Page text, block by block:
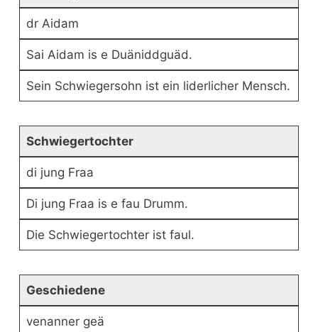
dr Aidam
Sai Aidam is e Duäniddguäd.
Sein Schwiegersohn ist ein liderlicher Mensch.
Schwiegertochter
di jung Fraa
Di jung Fraa is e fau Drumm.
Die Schwiegertochter ist faul.
Geschiedene
venanner geä